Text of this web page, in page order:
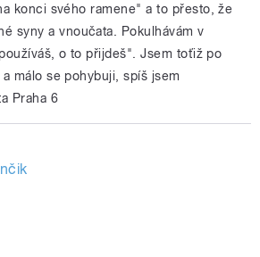
konci svého ramene" a to přesto, že
syny a vnoučata. Pokulhávám v
o to přijdeš". Jsem toťiž po
málo se pohybuji, spíš jsem
Praha 6